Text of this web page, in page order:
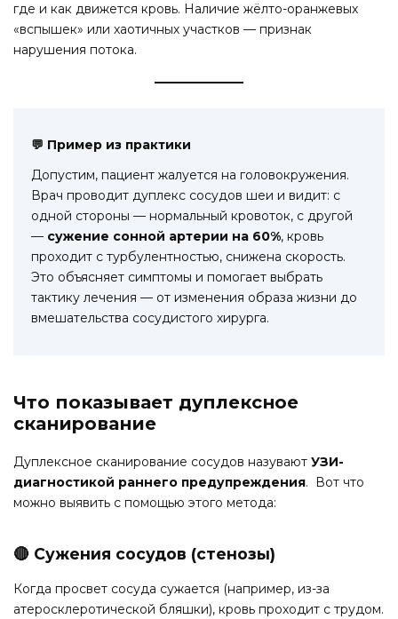
где и как движется кровь. Наличие жёлто-оранжевых
«вспышек» или хаотичных участков — признак
нарушения потока.
💬 Пример из практики
Допустим, пациент жалуется на головокружения.
Врач проводит дуплекс сосудов шеи и видит: с
одной стороны — нормальный кровоток, с другой
— сужение сонной артерии на 60%, кровь
проходит с турбулентностью, снижена скорость.
Это объясняет симптомы и помогает выбрать
тактику лечения — от изменения образа жизни до
вмешательства сосудистого хирурга.
Что показывает дуплексное
сканирование
Дуплексное сканирование сосудов назувают УЗИ-
диагностикой раннего предупреждения. Вот что
можно выявить с помощью этого метода:
🔴 Сужения сосудов (стенозы)
Когда просвет сосуда сужается (например, из-за
атеросклеротической бляшки), кровь проходит с трудом.